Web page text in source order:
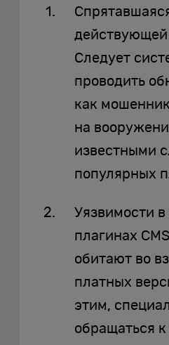
действующей
Следует
проводить
как
на
известными
популярных
Уязвимости в
плагинах
обитают во
платных
этим,
обращаться